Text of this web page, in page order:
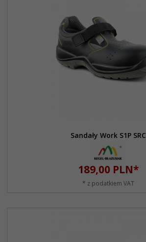
Sandały Work S1P SRC
189,00 PLN*
* z podatkiem VAT